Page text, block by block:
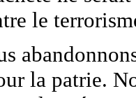
le
la patrie.